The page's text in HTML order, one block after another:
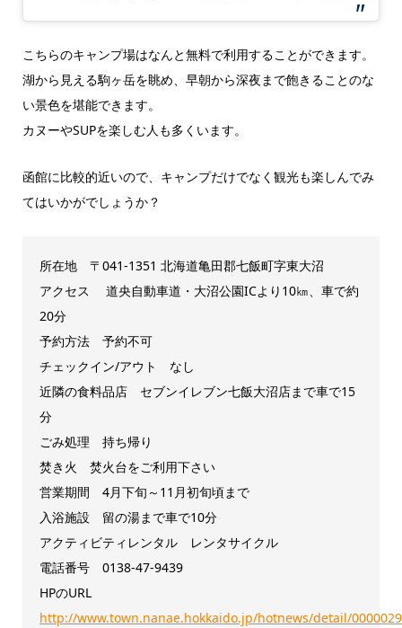
こちらのキャンプ場はなんと無料で利用することができます。
湖から見える駒ヶ岳を眺め、早朝から深夜まで飽きることのな
い景色を堪能できます。
カヌーやSUPを楽しむ人も多くいます。
函館に比較的近いので、キャンプだけでなく観光も楽しんでみ
てはいかがでしょうか？
所在地 〒041-1351 北海道亀田郡七飯町字東大沼
アクセス 道央自動車道・大沼公園ICより10㎞、車で約
20分
予約方法 予約不可
チェックイン/アウト なし
近隣の食料品店 セブンイレブン七飯大沼店まで車で15
分
ごみ処理 持ち帰り
焚き火 焚火台をご利用下さい
営業期間 4月下旬～11月初旬頃まで
入浴施設 留の湯まで車で10分
アクティビティレンタル レンタサイクル
電話番号 0138-47-9439
HPのURL
http://www.town.nanae.hokkaido.jp/hotnews/detail/